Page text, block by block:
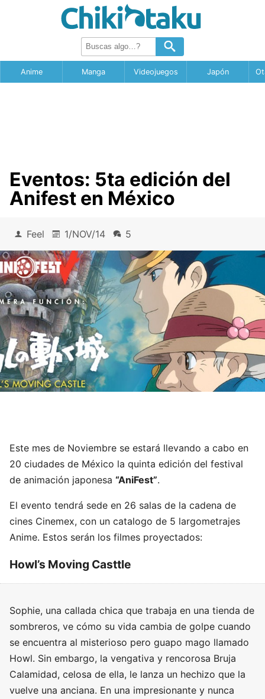
Anime Manga Videojuegos Japón
Eventos: 5ta edición del
Anifest en México
Feel 1/NOV/14 5
Este mes de Noviembre se estará llevando a cabo en
20 ciudades de México la quinta edición del festival
de animación japonesa “AniFest”.
El evento tendrá sede en 26 salas de la cadena de
cines Cinemex, con un catalogo de 5 largometrajes
Anime. Estos serán los filmes proyectados:
Howl’s Moving Casttle
Sophie, una callada chica que trabaja en una tienda de
sombreros, ve cómo su vida cambia de golpe cuando
se encuentra al misterioso pero guapo mago llamado
Howl. Sin embargo, la vengativa y rencorosa Bruja
Calamidad, celosa de ella, le lanza un hechizo que la
vuelve una anciana. En una impresionante y nunca